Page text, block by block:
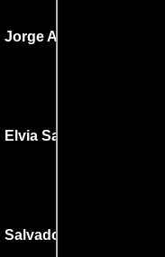
Jorge Arriaga
Elvia Salcedo
Salvador Terroba